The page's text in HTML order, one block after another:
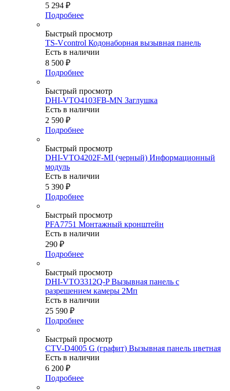
5 294 ₽
Подробнее
Быстрый просмотр
TS-Vcontrol Кодонаборная вызывная панель
Есть в наличии
8 500 ₽
Подробнее
Быстрый просмотр
DHI-VTO4103FB-MN Заглушка
Есть в наличии
2 590 ₽
Подробнее
Быстрый просмотр
DHI-VTO4202F-MI (черный) Информационный
модуль
Есть в наличии
5 390 ₽
Подробнее
Быстрый просмотр
PFA7751 Монтажный кронштейн
Есть в наличии
290 ₽
Подробнее
Быстрый просмотр
DHI-VTO3312Q-P Вызывная панель с
разрешением камеры 2Мп
Есть в наличии
25 590 ₽
Подробнее
Быстрый просмотр
CTV-D4005 G (графит) Вызывная панель цветная
Есть в наличии
6 200 ₽
Подробнее